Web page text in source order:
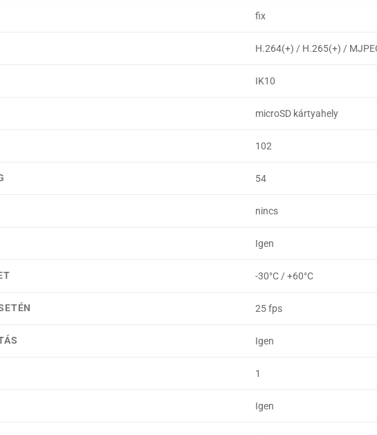
fix
H.264(+) / H.265(+) /
IK10
microSD kártyahely
102
54
nincs
Igen
-30°C / +60°C
25 fps
Igen
1
Igen